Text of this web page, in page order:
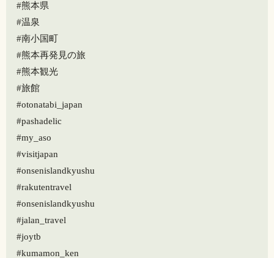
#熊本県
#温泉
#南小国町
#熊本再発見の旅
#熊本観光
#旅館
#otonatabi_japan
#pashadelic
#my_aso
#visitjapan
#onsenislandkyushu
#rakutentravel
#onsenislandkyushu
#jalan_travel
#joytb
#kumamon_ken